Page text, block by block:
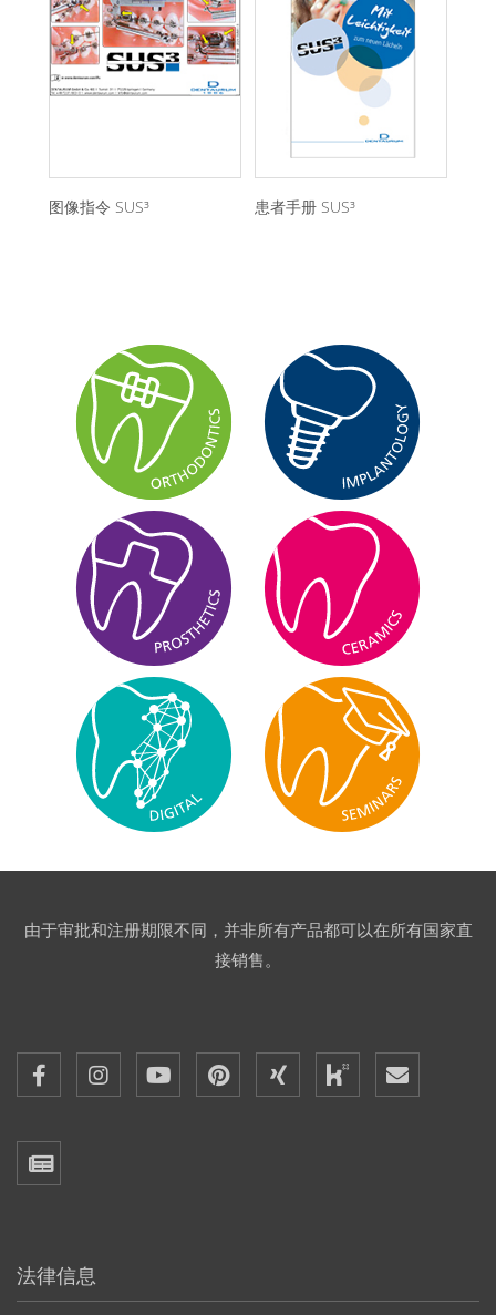
图像指令 SUS³ 患者手册 SUS³
由于审批和注册期限不同，并非所有产品都可以在所有国家直
接销售。
法律信息